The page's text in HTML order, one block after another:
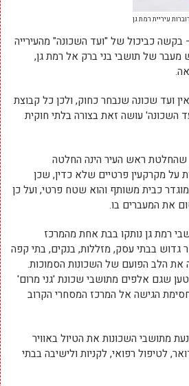
עיריית רמת גן
כביכול של "ועד השכונה" מהעירייה
של תושבי בני ברק אל רמת גן,
ועד שכונה שנבחר כחוק, ולכן כל קבוצת
השכונה' עושה זאת בצורה בלתי חוקית
שהחלטת ראש העיר הינה החלטה
על מקרקעין פרטיים שלא כדין, שכן
כבית משותף והוא שטח פרטי, ועל כן
את המעברים בו.
רמת גן נותקו בבת אחת מהמרכז
גדוש בבתי עסק, מזללות, בנקים, בתי קפה
את הלב הפועם של השכונות הסמוכות.
שגם אלפים מתושבי שכונת 'גני מרום'
הגישה אל המרכז המסחרי הקרוב
מתושבי השכונות את הטיול באוויר
לטיפול רפואי, לקניות ולישיבה בבתי